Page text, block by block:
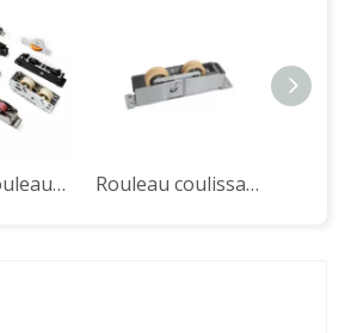
Série de rouleaux de portes et fenêtres coulissantes Rouleau coulissant en aluminium LTS834